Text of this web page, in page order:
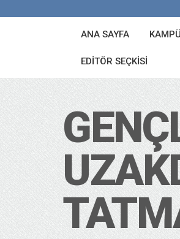
ANA SAYFA
EDITÖR SEÇKISI